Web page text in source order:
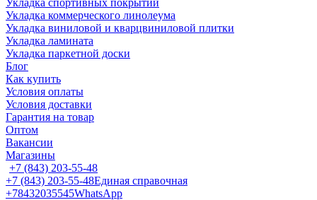
Укладка спортивных покрытий
Укладка коммерческого линолеума
Укладка виниловой и кварцвиниловой плитки
Укладка ламината
Укладка паркетной доски
Блог
Как купить
Условия оплаты
Условия доставки
Гарантия на товар
Оптом
Вакансии
Магазины
+7 (843) 203-55-48
+7 (843) 203-55-48Единая справочная
+78432035545WhatsApp